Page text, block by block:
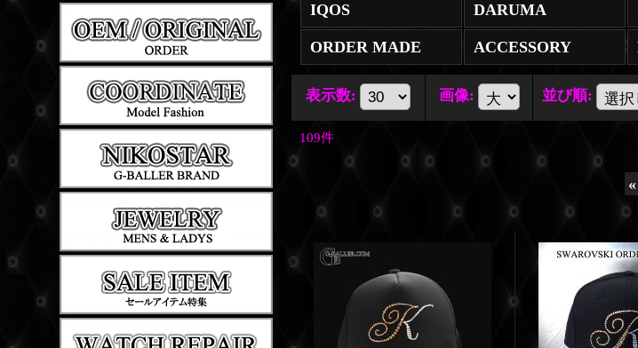
IQOS DARUMA
ORDER MADE ACCESSORY
表示数: 画像: 並び順:
109件
«